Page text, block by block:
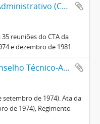
Atas do Conselho Técnico-Administrativo (CTA) 1974-1981
reuniões do CTA da
e dezembro de 1981.
2ª Reunião do Conselho Técnico-Administrativo
setembro de 1974). Ata da
de 1974); Regimento